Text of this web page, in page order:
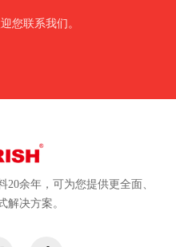
您联系我们。
余年，可为您提供更全面、
解决方案。